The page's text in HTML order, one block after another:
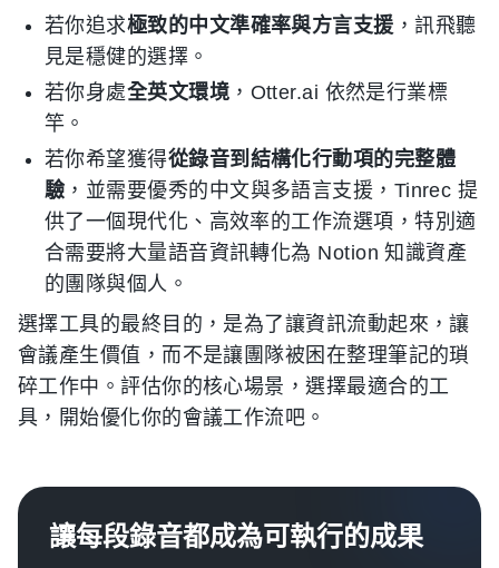
若你追求極致的中文準確率與方言支援 ，訊飛聽
見是穩健的選擇。
若你身處全英文環境 ，Otter.ai 依然是行業標
竿。
若你希望獲得從錄音到結構化行動項的完整體
驗 ，並需要優秀的中文與多語言支援，Tinrec 提
供了一個現代化、高效率的工作流選項，特別適
合需要將大量語音資訊轉化為 Notion 知識資產
的團隊與個人。
選擇工具的最終目的，是為了讓資訊流動起來，讓
會議產生價值，而不是讓團隊被困在整理筆記的瑣
碎工作中。評估你的核心場景，選擇最適合的工
具，開始優化你的會議工作流吧。
讓每段錄音都成為可執行的成果